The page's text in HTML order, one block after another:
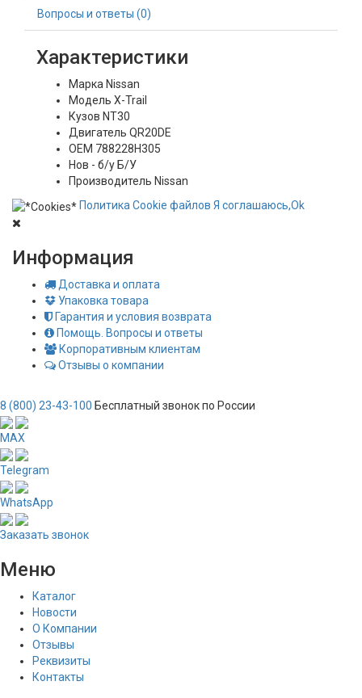
Вопросы и ответы (0)
Характеристики
Марка Nissan
Модель X-Trail
Кузов NT30
Двигатель QR20DE
OEM 788228H305
Нов - б/у Б/У
Производитель Nissan
ПолитикаСookie файлов Я соглашаюсь,Ok
Информация
Доставка и оплата
Упаковка товара
Гарантия и условия возврата
Помощь. Вопросы и ответы
Корпоративным клиентам
Отзывы о компании
8 (800) 23-43-100 Бесплатный звонок по России
MAX
Telegram
WhatsApp
Заказать звонок
Меню
Каталог
Новости
О Компании
Отзывы
Реквизиты
Контакты